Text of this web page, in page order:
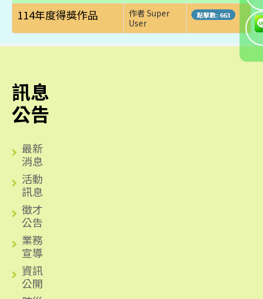
114年度得獎作品
作者 Super
User
點擊數: 663
訊息
公告
最新
消息
活動
訊息
徵才
公告
業務
宣導
資訊
公開